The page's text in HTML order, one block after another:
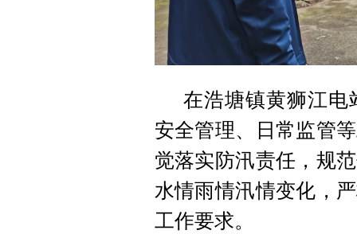
在浩塘镇黄狮江电
安全管理、日常监管
觉落实防汛责任，规
水情雨情汛情变化，
工作要求。